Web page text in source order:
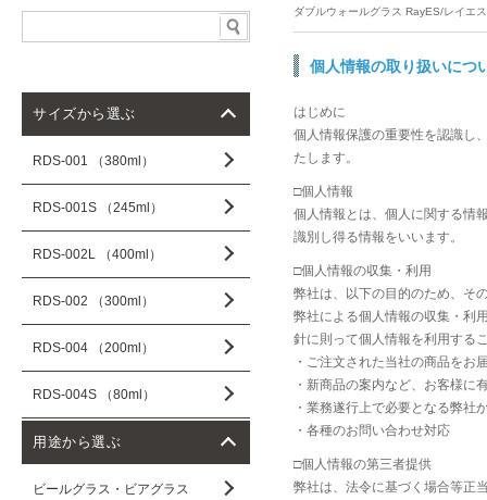
ダブルウォールグラス RayES/レイエ
個人情報の取り扱いにつ
はじめに
個人情報保護の重要性を認識し
たします。
□個人情報
個人情報とは、個人に関する情
識別し得る情報をいいます。
□個人情報の収集・利用
弊社は、以下の目的のため、そ
弊社による個人情報の収集・利
針に則って個人情報を利用する
・ご注文された当社の商品をお
・新商品の案内など、お客様に
・業務遂行上で必要となる弊社
・各種のお問い合わせ対応
□個人情報の第三者提供
弊社は、法令に基づく場合等正
サイズから選ぶ
RDS-001 （380ml）
RDS-001S （245ml）
RDS-002L （400ml）
RDS-002 （300ml）
RDS-004 （200ml）
RDS-004S （80ml）
用途から選ぶ
ビールグラス・ビアグラス